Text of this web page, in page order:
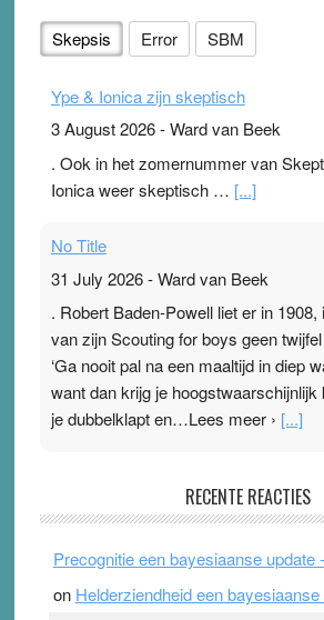
Skepsis Error SBM
Ype & Ionica zijn skeptisch
3 August 2026-Ward van Beek
. Ook in het zomernummer van
Ionica weer skeptisch … [...]
No Title
31 July 2026-Ward van Beek
. Robert Baden-Powell liet er in
van zijn Scouting for boys geen
‘Ga nooit pal na een maaltijd in diep
want dan krijg je
je dubbelklapt en…Lees meer › [...]
Ward van Beek
topsporters. Ze hopen ermee hun
terwijl ze meer zuurstof opnemen.
RECENTE REACTIES
Precognitie een bayesiaanse update
on Helderziendheid een bayesiaanse